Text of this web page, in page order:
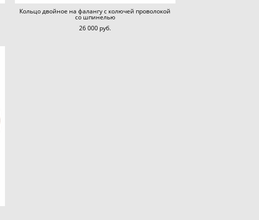
Кольцо двойное на фалангу с колючей проволокой
со шпинелью
26 000 pуб.